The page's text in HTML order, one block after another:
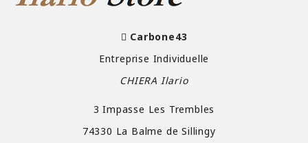
Carbone43
Entreprise Individuelle
CHIERA Ilario
3 Impasse Les Trembles
74330 La Balme de Sillingy